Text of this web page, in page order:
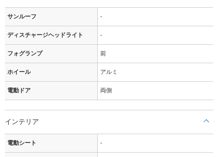
サンルーフ -
ディスチャージヘッドライト -
フォグランプ 前
ホイール アルミ
電動ドア 両側
インテリア
電動シート -